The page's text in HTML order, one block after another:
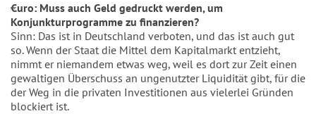
€uro: Muss auch Geld gedruckt werden, um
Konjunkturprogramme zu finanzieren?
Sinn: Das ist in Deutschland verboten, und das ist auch gut
so. Wenn der Staat die Mittel dem Kapitalmarkt entzieht,
nimmt er niemandem etwas weg, weil es dort zur Zeit einen
gewaltigen Überschuss an ungenutzter Liquidität gibt, für die
der Weg in die privaten Investitionen aus vielerlei Gründen
blockiert ist.